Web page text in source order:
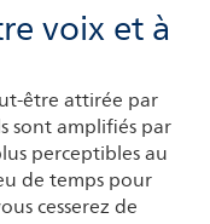
voix et à
être attirée par
sont amplifiés par
perceptibles au
de temps pour
cesserez de